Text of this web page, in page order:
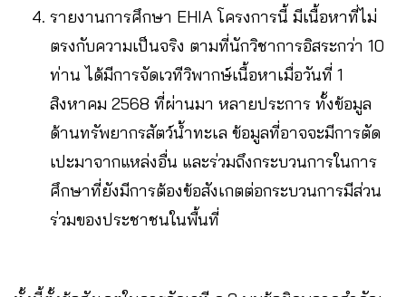
รายงานการศึกษา EHIA โครงการนี้ มีเนื้อหาที่ไม่
ตรงกับความเป็นจริง ตามที่นักวิชาการอิสระกว่า 10
ท่าน ได้มีการจัดเวทีวิพากษ์เนื้อหาเมื่อวันที่ 1
สิงหาคม 2568 ที่ผ่านมา หลายประการ ทั้งข้อมูล
ด้านทรัพยากรสัตว์น้ำทะเล ข้อมูลที่อาจจะมีการตัด
เปะมาจากแหล่งอื่น และร่วมถึงกระบวนการในการ
ศึกษาที่ยังมีการต้องข้อสังเกตต่อกระบวนการมีส่วน
ร่วมของประชาชนในพื้นที่